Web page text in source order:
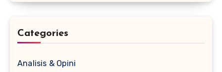
Categories
Analisis & Opini